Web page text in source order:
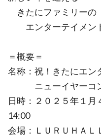
きたにファミリーの
エンターテイメン
＝概要＝
名称：祝！きたにエン
ニューイヤーコン
日時：２０２５年１月
14:00
会場：ＬＵＲＵＨＡＬ